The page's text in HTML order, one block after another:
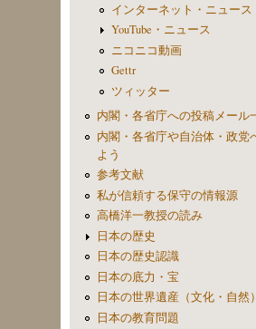
インターネット・ニュース
YouTube・ニュース
ニコニコ動画
Gettr
ツィッター
内閣・各省庁への投稿メール
内閣・各省庁や自治体・政党
よう
参考文献
私が信頼する保守の情報源
高橋洋一教授の読み
日本の歴史
日本の歴史認識
日本の底力・宝
日本の世界遺産（文化・自然）
日本の教育問題